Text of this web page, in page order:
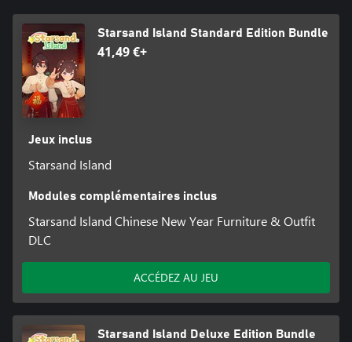
Starsand Island Standard Edition Bundle
41,49 €+
Jeux inclus
Starsand Island
Modules complémentaires inclus
Starsand Island Chinese New Year Furniture & Outfit
DLC
ACCÉDEZ AU JEU
Starsand Island Deluxe Edition Bundle